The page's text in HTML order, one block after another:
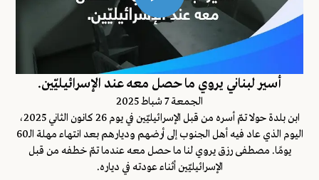
أسير لبناني يروي ما حصل معه عند الإسرائيليّين.
الجمعة 7 شباط 2025
ابن بلدة حولا تمّ أسره من قبل الإسرائيليّين في يوم 26 كانون الثاني 2025،
اليوم الذي عاد فيه أهل الجنوب إلى أرضهم وديارهم بعد انتهاء مهلة الـ60
يومًا. مصطفى رزق يروي لنا ما حصل معه عندما تمّ خطفه من قبل
الإسرائيليّين أثناء عودته في دياره.